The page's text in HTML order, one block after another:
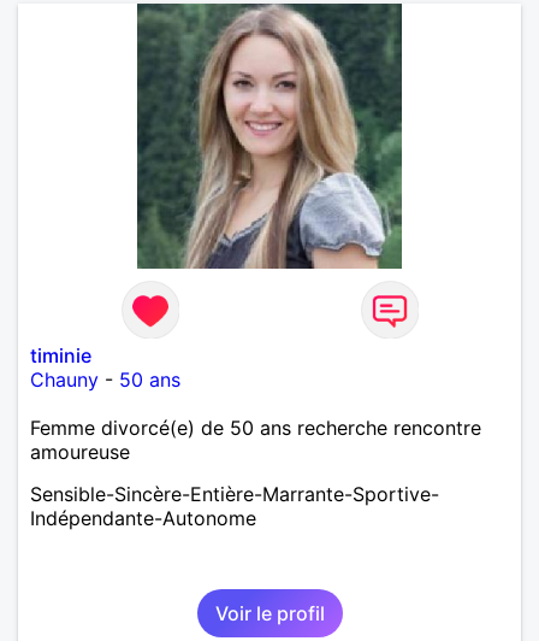
timinie
Chauny - 50 ans
Femme divorcé(e) de 50 ans recherche rencontre
amoureuse
Sensible-Sincère-Entière-Marrante-Sportive-
Indépendante-Autonome
Voir le profil